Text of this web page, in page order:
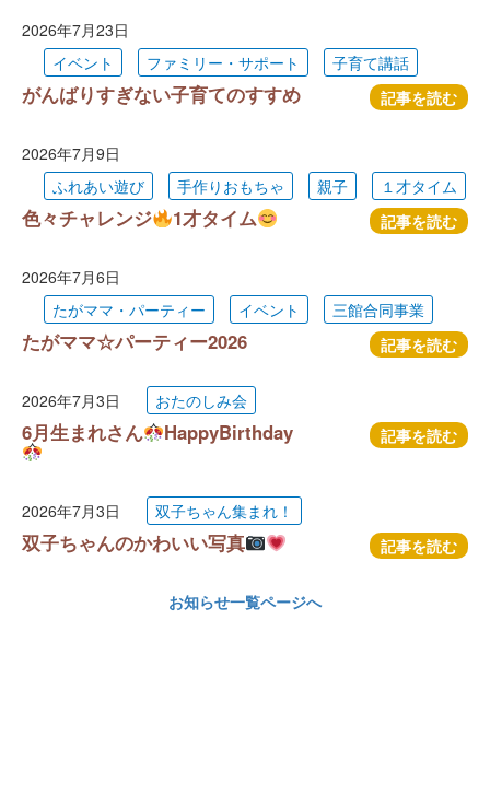
2026年7月23日
イベント
ファミリー・サポート 子育て講話
がんばりすぎない子育てのすすめ 記事を読む
2026年7月9日
ふれあい遊び
手作りおもちゃ 親子 １才タイム
色々チャレンジ 1才タイム 記事を読む
2026年7月6日
たがママ・パーティー
イベント 三館合同事業
たがママ☆パーティー2026 記事を読む
2026年7月3日 おたのしみ会
6月生まれさん HappyBirthday 記事を読む
2026年7月3日 双子ちゃん集まれ！
双子ちゃんのかわいい写真 記事を読む
お知らせ一覧ページへ